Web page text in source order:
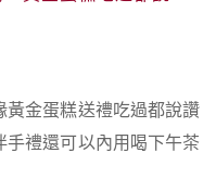
黃金蛋糕送禮吃過都說讚
手禮還可以內用喝下午茶